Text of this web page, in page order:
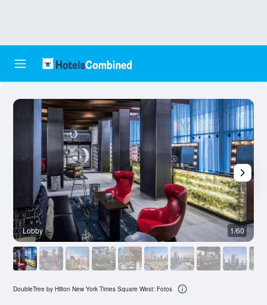
Lobby 1/60
DoubleTree by Hilton New York Times Square West: Fotos